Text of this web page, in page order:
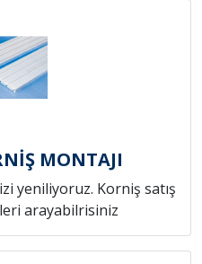
MONTAJI
yeniliyoruz. Korniş satış
arayabilrisiniz